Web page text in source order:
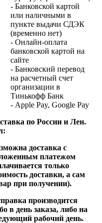
- Банковской картой
или наличными в
пункте выдачи СДЭК
(временно нет)
- Онлайн-оплата
банковской картой на
сайте
- Банковский перевод
на расчетный счет
организации в
Тинькофф Банк
- Apple Pay, Google Pay
по России и Лен.
доставка с
платежом
только
доставки, а сам
при получении).
производится
в день заказа, либо на
рабочий день.